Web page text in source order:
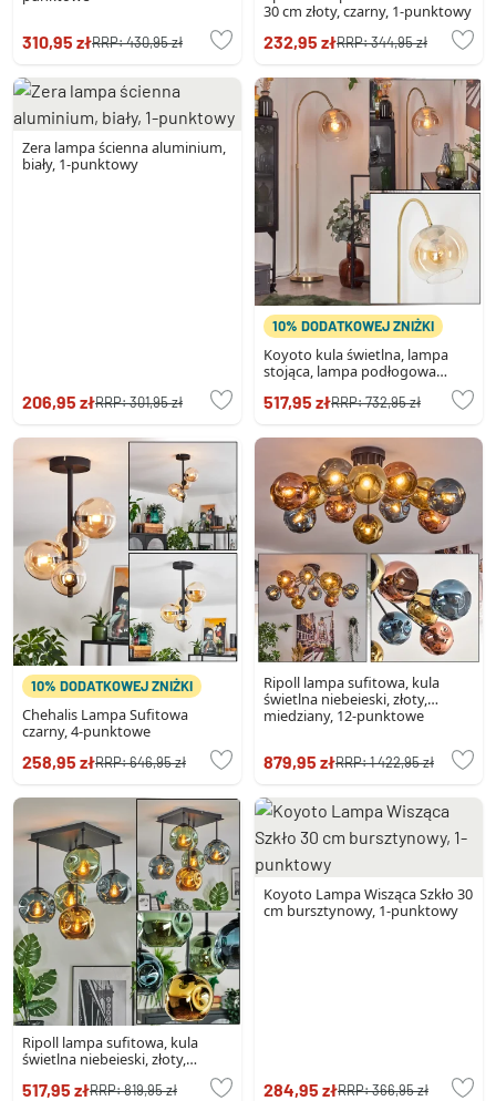
310,95 złRRP:430,95 zł
30 cm złoty, czarny, 1-punktowy
232,95 złRRP:344,95 zł
Zera lampa ścienna aluminium,
biały, 1-punktowy
206,95 złRRP:301,95 zł
10% DODATKOWEJ ZNIŻKI
Koyoto kula świetlna, lampa
stojąca, lampa podłogowa
łukowa mosiądz, 1-punktowy
517,95 złRRP:732,95 zł
10% DODATKOWEJ ZNIŻKI
Chehalis Lampa Sufitowa
czarny, 4-punktowe
258,95 złRRP:646,95 zł
Ripoll lampa sufitowa, kula
świetlna niebeieski, złoty,
miedziany, 12-punktowe
879,95 złRRP:1 422,95 zł
Ripoll lampa sufitowa, kula
świetlna niebeieski, złoty,
517,95 złRRP:819,95 zł
Koyoto Lampa Wisząca Szkło 30
cm bursztynowy, 1-punktowy
284,95 złRRP:366,95 zł